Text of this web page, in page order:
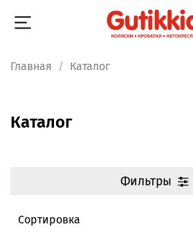
Главная Каталог
Каталог
Фильтры